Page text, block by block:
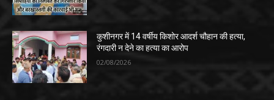
कुशीनगर में 14 वर्षीय किशोर आदर्श चौहान की हत्या,
रंगदारी न देने का हत्या का आरोप
02/08/2026